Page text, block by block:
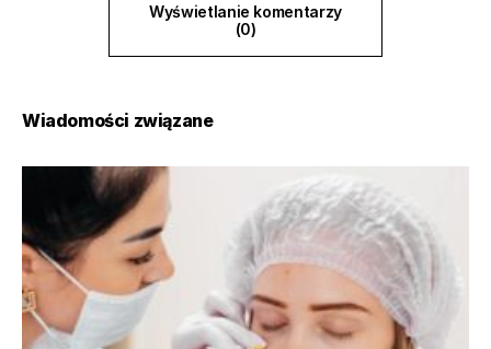
Wyświetlanie komentarzy
(0)
Wiadomości związane